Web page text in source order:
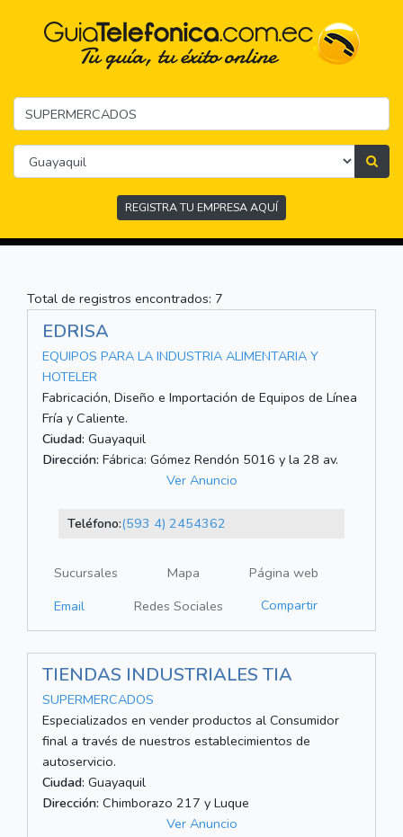
REGISTRA TU EMPRESA AQUÍ
Total de registros encontrados: 7
EDRISA
EQUIPOS PARA LA INDUSTRIA ALIMENTARIA Y
HOTELER
Fabricación, Diseño e Importación de Equipos de Línea
Fría y Caliente.
Ciudad: Guayaquil
Dirección: Fábrica: Gómez Rendón 5016 y la 28 av.
Ver Anuncio
Teléfono:(593 4) 2454362
Sucursales Mapa
Página web
Email
Redes Sociales Compartir
TIENDAS INDUSTRIALES TIA
SUPERMERCADOS
Especializados en vender productos al Consumidor
final a través de nuestros establecimientos de
autoservicio.
Ciudad: Guayaquil
Dirección: Chimborazo 217 y Luque
Ver Anuncio